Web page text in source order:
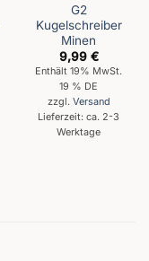
G2
Kugelschreiber
Minen
9,99 €
Enthält 19% MwSt.
19 % DE
zzgl. Versand
Lieferzeit: ca. 2-3
Werktage